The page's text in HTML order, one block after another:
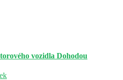
vozidla Dohodou